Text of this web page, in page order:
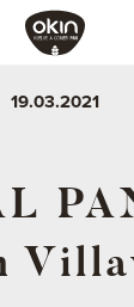
19.03.2021